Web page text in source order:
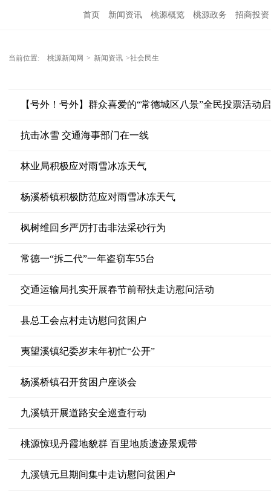
首页 新闻资讯 桃源概览 桃源政务 招商投资
当前位置: 桃源新闻网 > 新闻资讯 >社会民生
【号外！号外】群众喜爱的“常德城区八景”全民投票活动
抗击冰雪 交通海事部门在一线
林业局积极应对雨雪冰冻天气
杨溪桥镇积极防范应对雨雪冰冻天气
枫树维回乡严厉打击非法采砂行为
常德一“拆二代”一年盗窃车55台
交通运输局扎实开展春节前帮扶走访慰问活动
县总工会点村走访慰问贫困户
夷望溪镇纪委岁末年初忙“公开”
杨溪桥镇召开贫困户座谈会
九溪镇开展道路安全巡查行动
桃源惊现丹霞地貌群 百里地质遗迹景观带
九溪镇元旦期间集中走访慰问贫困户